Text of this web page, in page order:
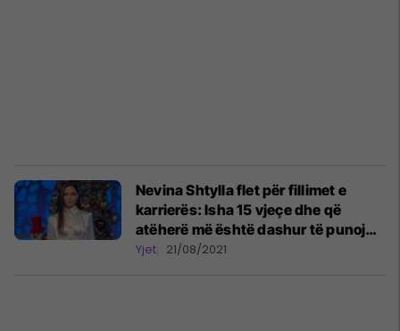
Nevina Shtylla flet për fillimet e
karrierës: Isha 15 vjeçe dhe që
atëherë më është dashur të punoj
shumë, të dështoj e të provoj sërish
Yjet 21/08/2021